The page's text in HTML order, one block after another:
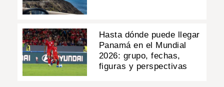
Hasta dónde puede llegar
Panamá en el Mundial
2026: grupo, fechas,
figuras y perspectivas